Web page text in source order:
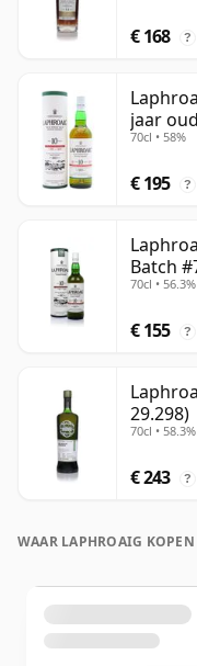
€ 168 ?
jaar oud
70cl • 58%
€ 195 ?
Batch
70cl • 56.3%
€ 155 ?
29.298)
70cl • 58.3%
€ 243 ?
WAAR LAPHROAIG KOPEN